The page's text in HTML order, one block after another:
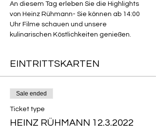
An diesem Tag erleben Sie die Highlights
von Heinz Rühmann- Sie können ab 14:00
Uhr Filme schauen und unsere
kulinarischen Köstlichkeiten genießen.
EINTRITTSKARTEN
Sale ended
Ticket type
HEINZ RÜHMANN 12.3.2022